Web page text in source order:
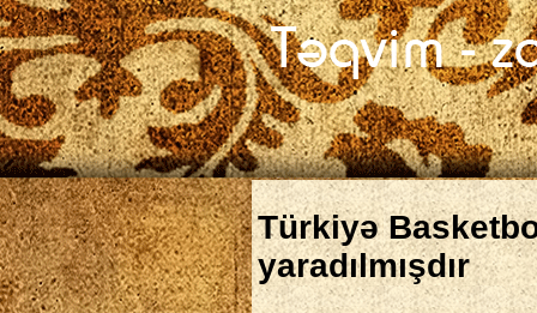
Türkiyə
yaradılmışdır